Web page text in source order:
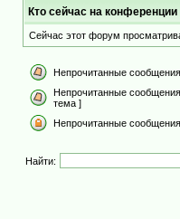
Кто сейчас на конференции
Сейчас этот форум
Непрочитанные сообщения
Непрочитанные
тема ]
Непрочитанные
Найти: